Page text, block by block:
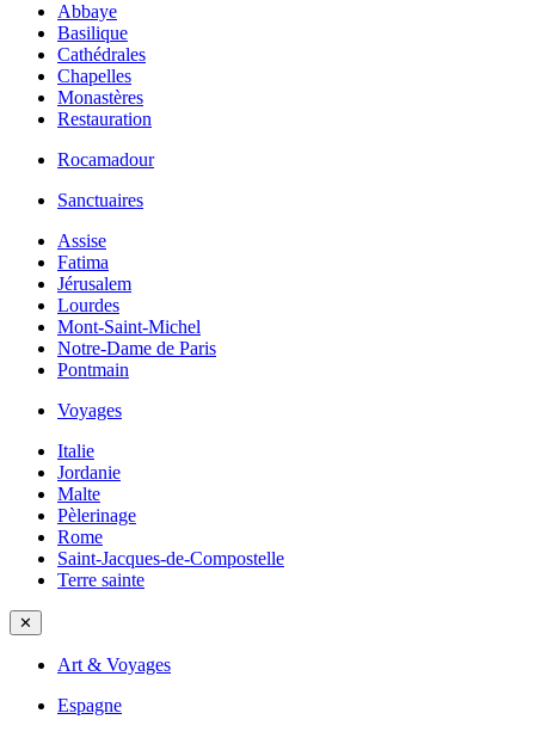
Abbaye
Basilique
Cathédrales
Chapelles
Monastères
Restauration
Rocamadour
Sanctuaires
Assise
Fatima
Jérusalem
Lourdes
Mont-Saint-Michel
Notre-Dame de Paris
Pontmain
Voyages
Italie
Jordanie
Malte
Pèlerinage
Rome
Saint-Jacques-de-Compostelle
Terre sainte
✕
Art & Voyages
Espagne